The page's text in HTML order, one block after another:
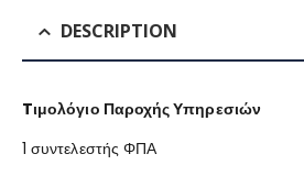
DESCRIPTION
Tιμολόγιο Παροχής Υπηρεσιών
1 συντελεστής ΦΠΑ